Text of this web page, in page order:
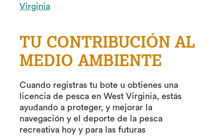
Virginia
TU CONTRIBUCIÓN AL
MEDIO AMBIENTE
Cuando registras tu bote u obtienes una
licencia de pesca en West Virginia, estás
ayudando a proteger, y mejorar la
navegación y el deporte de la pesca
recreativa hoy y para las futuras